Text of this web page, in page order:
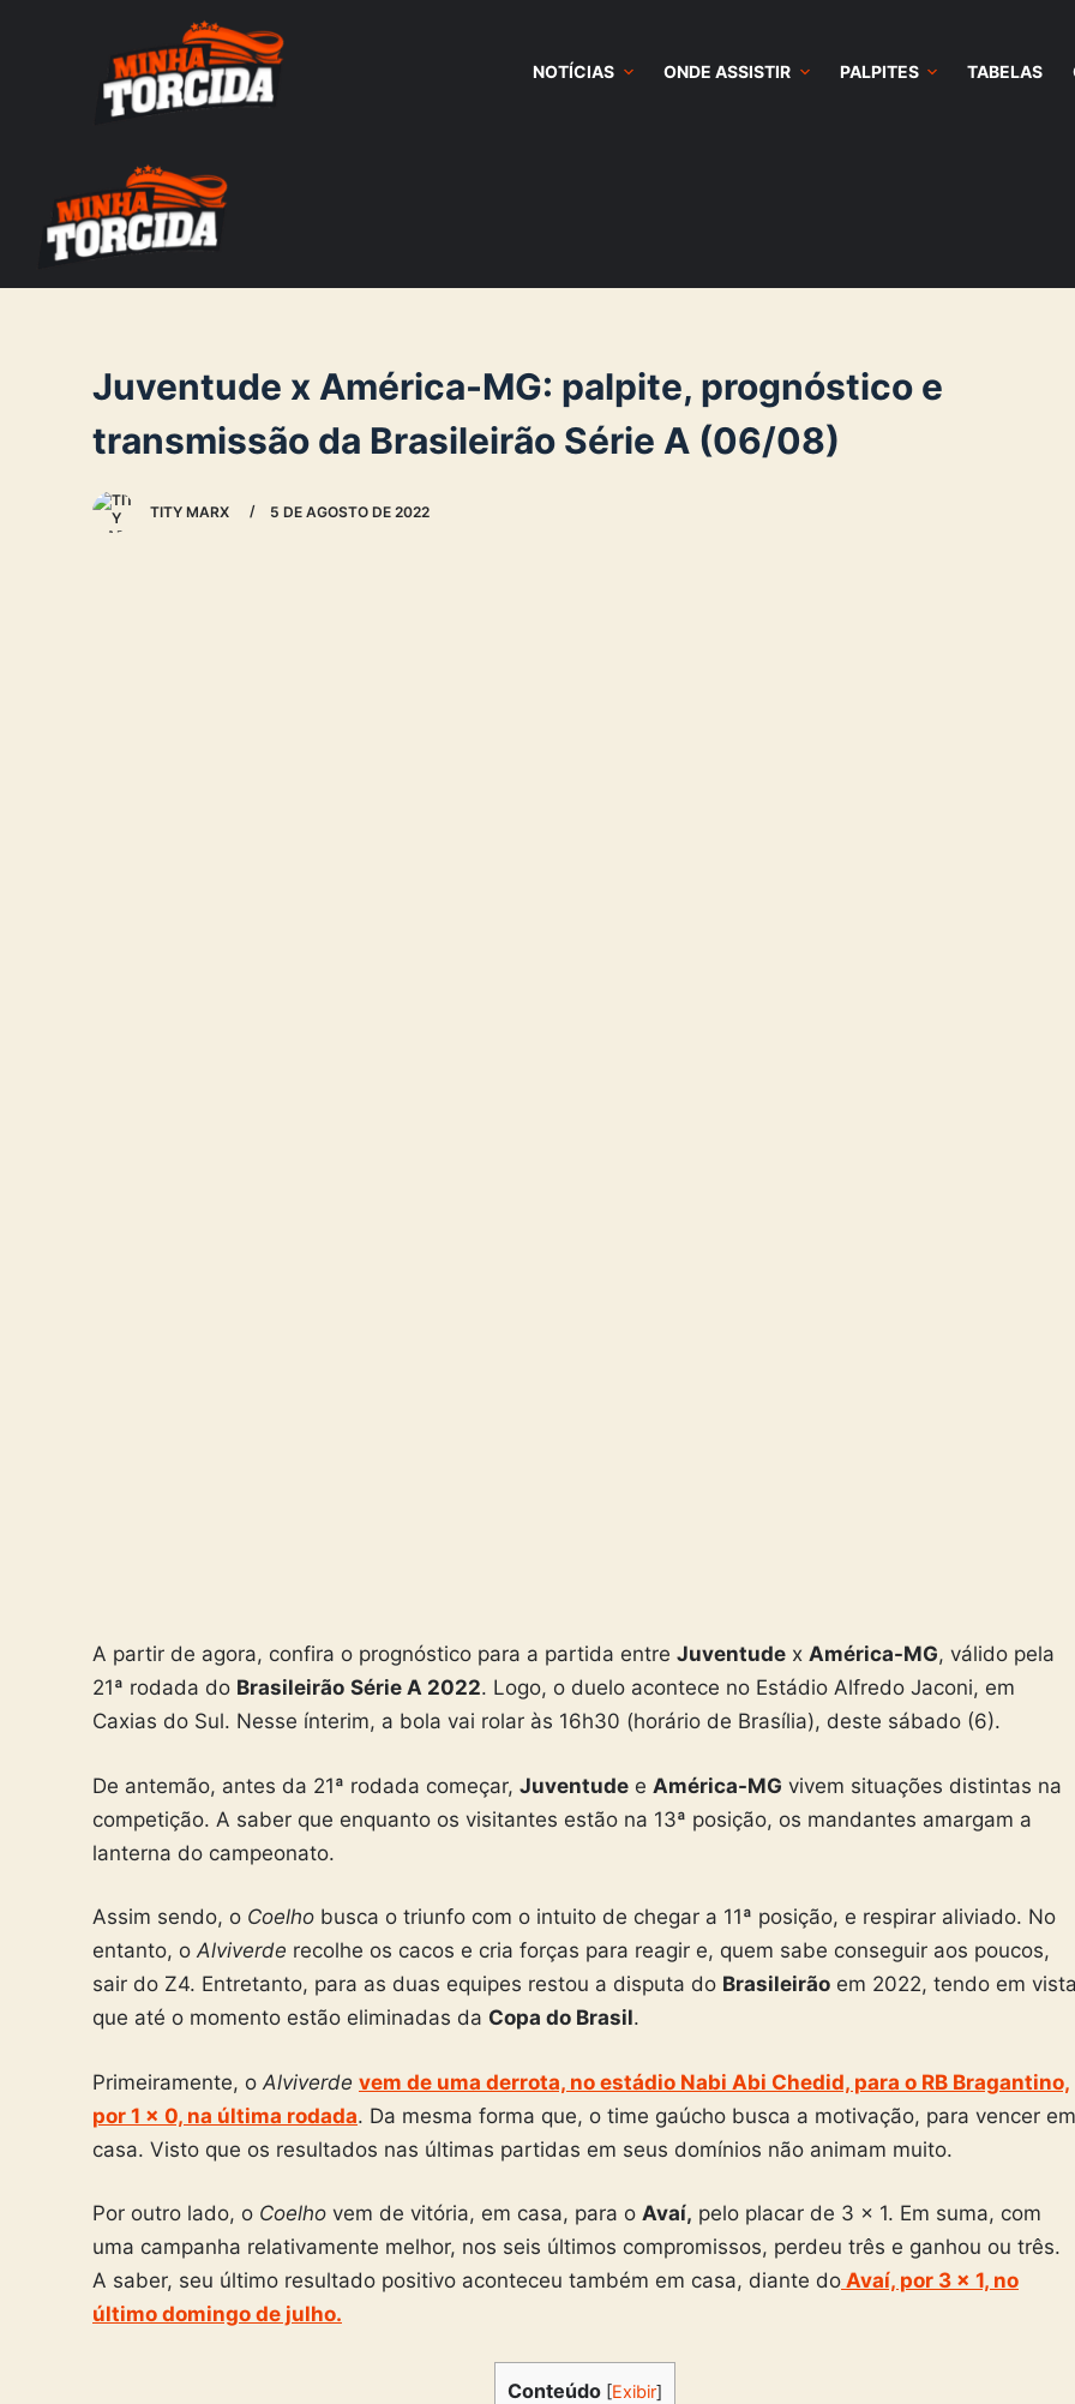
NOTÍCIAS ONDE ASSISTIR PALPITES TABELAS
Juventude x América-MG: palpite, prognóstico e
transmissão da Brasileirão Série A (06/08)
TITY MARX 5 DE AGOSTO DE 2022
A partir de agora, confira o prognóstico para a partida entre Juventude x América-MG, válido pela
21ª rodada do Brasileirão Série A 2022. Logo, o duelo acontece no Estádio Alfredo Jaconi, em
Caxias do Sul. Nesse ínterim, a bola vai rolar às 16h30 (horário de Brasília), deste sábado (6).
De antemão, antes da 21ª rodada começar, Juventude e América-MG vivem situações distintas na
competição. A saber que enquanto os visitantes estão na 13ª posição, os mandantes amargam a
lanterna do campeonato.
Assim sendo, o Coelho busca o triunfo com o intuito de chegar a 11ª posição, e respirar aliviado. No
entanto, o Alviverde recolhe os cacos e cria forças para reagir e, quem sabe conseguir aos poucos,
sair do Z4. Entretanto, para as duas equipes restou a disputa do Brasileirão em 2022, tendo em
que até o momento estão eliminadas da Copa do Brasil.
Primeiramente, o Alviverde vem de uma derrota, no estádio Nabi Abi Chedid, para o RB Bragantino,
por 1 x 0, na última rodada. Da mesma forma que, o time gaúcho busca a motivação, para vencer em
casa. Visto que os resultados nas últimas partidas em seus domínios não animam muito.
Por outro lado, o Coelho vem de vitória, em casa, para o Avaí, pelo placar de 3 x 1. Em suma, com
uma campanha relativamente melhor, nos seis últimos compromissos, perdeu três e ganhou ou três.
A saber, seu último resultado positivo aconteceu também em casa, diante do Avaí, por 3 x 1, no
último domingo de julho.
Conteúdo [Exibir]